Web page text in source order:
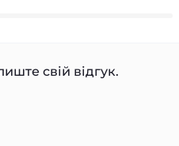
свій відгук.